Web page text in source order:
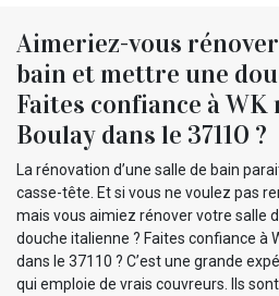
Aimeriez-vous
bain et mettre une
Faites confiance à
Boulay dans le 37110 ?
La rénovation d’une salle de bain
casse-tête. Et si vous ne voulez pas
mais vous aimiez rénover votre salle
douche italienne ? Faites confiance à
dans le 37110 ? C’est une grande
qui emploie de vrais couvreurs. Ils